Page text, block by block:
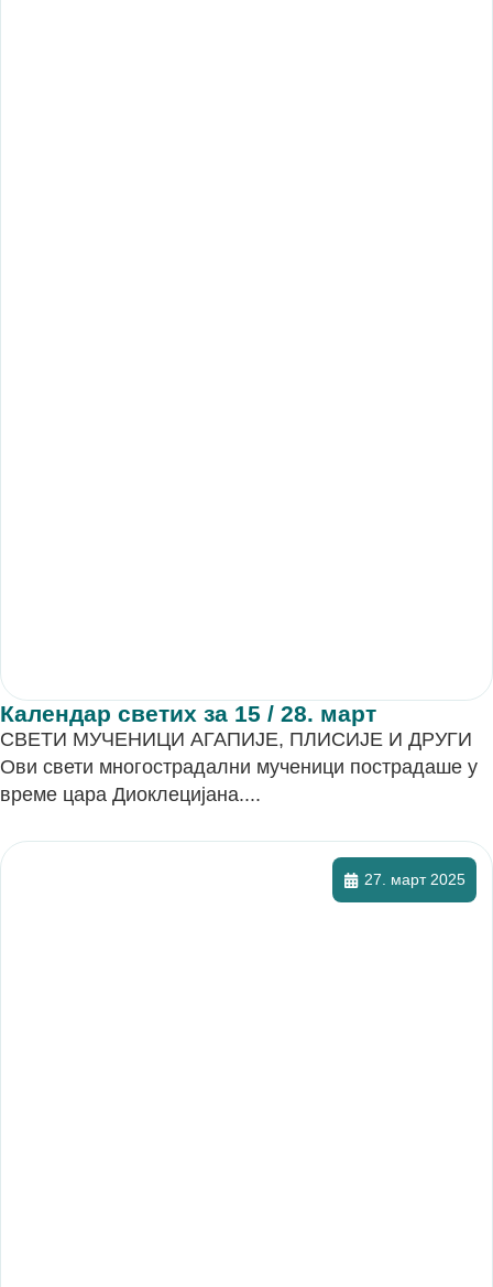
Календар светих за 15 / 28. март
СВЕТИ МУЧЕНИЦИ АГАПИЈЕ, ПЛИСИЈЕ И ДРУГИ
Ови свети многострадални мученици пострадаше у
време цара Диоклецијана....
27. март 2025